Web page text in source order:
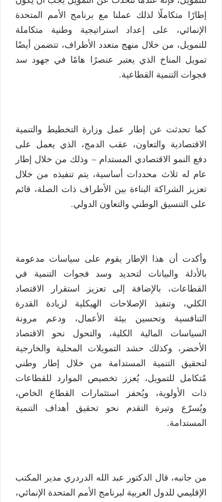
إطارًا متكاملًا لذلك عملنا مع برنامج الأمم المتحدة
الإنمائي، على إعداد استراتيجية وطنية متكاملة
للتمويل، من خلال منهج متعدد الأطراف، تتضمن أيضًا
تمويل المناخ الذي يعتبر عنصرًا هامًا في جهود سد
فجوات التنمية القطاعية.
كما تحدثت عن إطار عمل وزارة التخطيط والتنمية
الاقتصادية والتعاون، عقب الدمج، الذي يعمل على
دفع النمو الاقتصادي المستدام – وذلك من خلال إطار
عام له ثلاث محددات أساسية، يتم تنفيذه من خلال
تعزيز الشراكة البناءة بين الأطراف ذات الصلة، قائم
على التنسيق الوطني والتعاون الدولي.
وأكدت أن هذا الإطار يقوم على سياسات مدعومة
بالأدلة والبيانات لتحديد وسد فجوات التنمية في
القطاعات، بالإضافة إلى تعزيز استقرار الاقتصاد
الكلي، وتنفيذ الإصلاحات الهيكلية لزيادة القدرة
التنافسية وتحسين بيئة الأعمال، ودعم مرونة
السياسات المالية الكلية، والتحول نحو الاقتصاد
الأخضر، وكذلك حشد التمويلات المحلية والخارجية
لتحقيق التنمية المستدامة من خلال إطار وطني
مُتكامل للتمويل، يُعزز تخصيص الموارد للقطاعات
ذات الأولوية، ويُحفز استثمارات القطاع الخاص،
ويُسرّع وتيرة التقدم نحو تحقيق أهداف التنمية
المستدامة.
من جانبه، قال الدكتور عبد الله الدردري مدير المكتب
الإقليمي للدول العربية لبرنامج الأمم المتحدة الإنمائي،